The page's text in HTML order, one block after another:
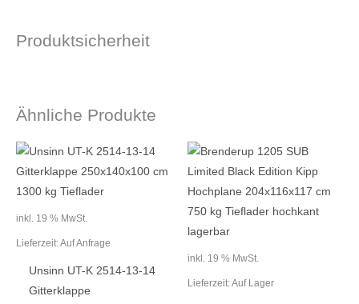
Produktsicherheit
Ähnliche Produkte
inkl. 19 % MwSt.
Lieferzeit:Auf Anfrage
Unsinn UT-K 2514-13-14
Gitterklappe
inkl. 19 % MwSt.
Lieferzeit:Auf Lager